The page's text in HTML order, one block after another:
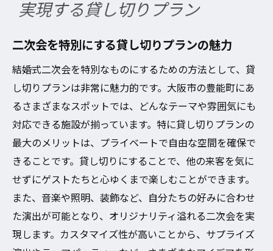
実現する貸し切りプラン
二次会を特別にする貸し切りプランの魅力
結婚式二次会を特別なものにするための方法として、貸
し切りプランは非常に魅力的です。大阪市の豊能町にあ
るさまざまなスポットでは、どんなテーマや雰囲気にも
対応できる施設が揃っています。特に貸し切りプランの
最大のメリットは、プライベートで自由な空間を確保で
きることです。貸し切りにすることで、他の来客を気に
せずにゲストたちと心ゆくまで楽しむことができます。
また、音楽や照明、装飾など、自分たちの好みに合わせ
た演出が可能となり、オリジナリティ溢れる二次会を実
現します。カスタマイズ性が高いことから、サプライズ